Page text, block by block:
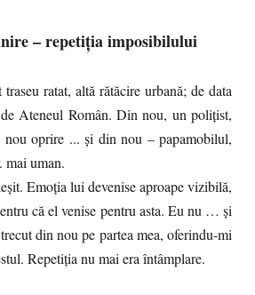
– repetiția imposibilului
ratat, altă rătăcire urbană; de data
Ateneul Român. Din nou, un polițist,
oprire ... și din nou – papamobilul,
mai uman.
Emoția lui devenise aproape vizibilă,
că el venise pentru asta. Eu nu … și
din nou pe partea mea, oferindu-mi
Repetiția nu mai era întâmplare.